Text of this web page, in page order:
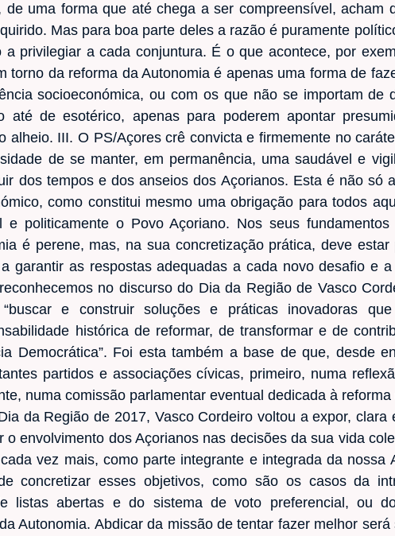
de uma forma que até chega a ser compreensível, acham
Mas para boa parte deles a razão é puramente
a privilegiar a cada conjuntura. É o que acontece, por
torno da reforma da Autonomia é apenas uma forma de
socioeconómica, ou com os que não se importam de
até de esotérico, apenas para poderem apontar
alheio. III. O PS/Açores crê convicta e firmemente no
de se manter, em permanência, uma saudável e
dos tempos e dos anseios dos Açorianos. Esta é não só
como constitui mesmo uma obrigação para todos
e politicamente o Povo Açoriano. Nos seus
é perene, mas, na sua concretização prática, deve estar
garantir as respostas adequadas a cada novo desafio e
no discurso do Dia da Região de Vasco
e construir soluções e práticas inovadoras
histórica de reformar, de transformar e de
Democrática”. Foi esta também a base de que, desde
partidos e associações cívicas, primeiro, numa
numa comissão parlamentar eventual dedicada à
da Região de 2017, Vasco Cordeiro voltou a expor, clara
o envolvimento dos Açorianos nas decisões da sua vida
vez mais, como parte integrante e integrada da nossa
concretizar esses objetivos, como são os casos da
listas abertas e do sistema de voto preferencial, ou
Autonomia. Abdicar da missão de tentar fazer melhor